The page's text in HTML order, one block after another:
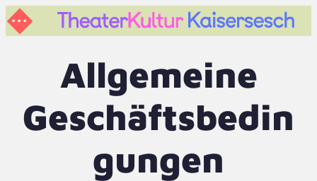
Programm
Archiv
TheaterKultur
Allgemeine
Geschäftsbedin
gungen